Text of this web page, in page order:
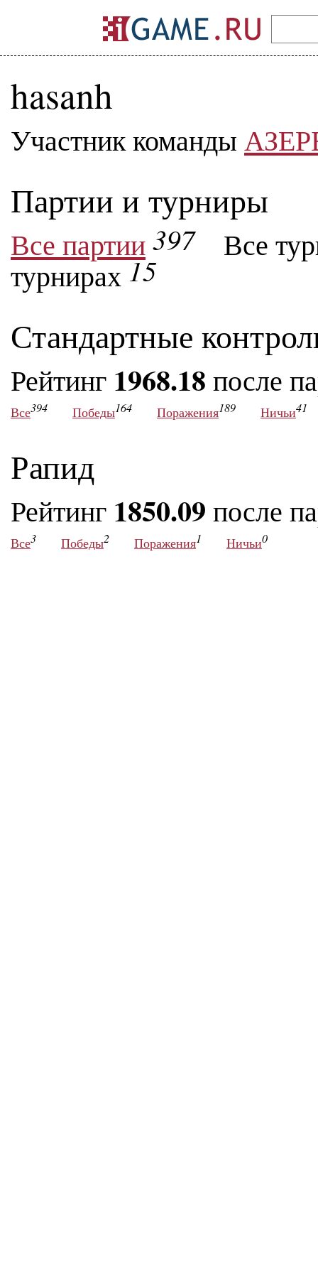
hasanh
Участник команды
Партии и турниры
Все партии397
Все
турнирах15
Стандартные
Рейтинг 1968.18 после
Все394 Победы164 Поражения189 Ничьи41
Рапид
Рейтинг 1850.09 после
Все3 Победы2 Поражения1 Ничьи0